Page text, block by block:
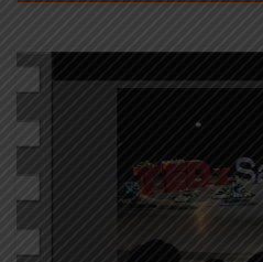
Faire face à la critique et Vivre LA
une belle leçon de vie que nous
dans cette intervention Cette